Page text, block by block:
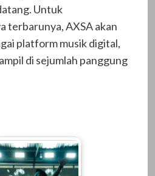
Untuk
terbarunya, AXSA akan
platform musik digital,
di sejumlah panggung